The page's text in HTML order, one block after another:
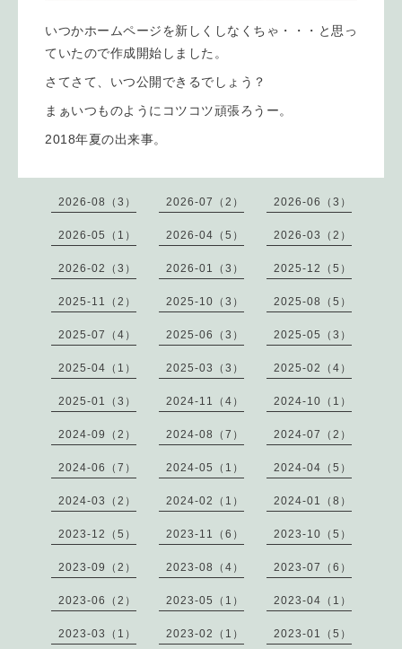
いつかホームページを新しくしなくちゃ・・・と思っ
ていたので作成開始しました。
さてさて、いつ公開できるでしょう？
まぁいつものようにコツコツ頑張ろうー。
2018年夏の出来事。
2026-08（3） 2026-07（2） 2026-06（3）
2026-05（1） 2026-04（5） 2026-03（2）
2026-02（3） 2026-01（3） 2025-12（5）
2025-11（2） 2025-10（3） 2025-08（5）
2025-07（4） 2025-06（3） 2025-05（3）
2025-04（1） 2025-03（3） 2025-02（4）
2025-01（3） 2024-11（4） 2024-10（1）
2024-09（2） 2024-08（7） 2024-07（2）
2024-06（7） 2024-05（1） 2024-04（5）
2024-03（2） 2024-02（1） 2024-01（8）
2023-12（5） 2023-11（6） 2023-10（5）
2023-09（2） 2023-08（4） 2023-07（6）
2023-06（2） 2023-05（1） 2023-04（1）
2023-03（1） 2023-02（1） 2023-01（5）